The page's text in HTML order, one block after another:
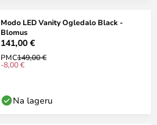
Modo LED Vanity Ogledalo Black -
Blomus
141,00 €
PMC149,00 €
-8,00 €
Na lageru